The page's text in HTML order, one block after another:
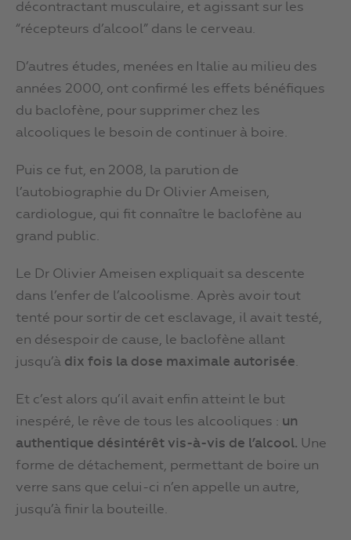
décontractant musculaire, et agissant sur les
“récepteurs d’alcool” dans le cerveau.
D’autres études, menées en Italie au milieu des
années 2000, ont confirmé les effets bénéfiques
du baclofène, pour supprimer chez les
alcooliques le besoin de continuer à boire.
Puis ce fut, en 2008, la parution de
l’autobiographie du Dr Olivier Ameisen,
cardiologue, qui fit connaître le baclofène au
grand public.
Le Dr Olivier Ameisen expliquait sa descente
dans l’enfer de l’alcoolisme. Après avoir tout
tenté pour sortir de cet esclavage, il avait testé,
en désespoir de cause, le baclofène allant
jusqu’à dix fois la dose maximale autorisée.
Et c’est alors qu’il avait enfin atteint le but
inespéré, le rêve de tous les alcooliques : un
authentique désintérêt vis-à-vis de l’alcool. Une
forme de détachement, permettant de boire un
verre sans que celui-ci n’en appelle un autre,
jusqu’à finir la bouteille.